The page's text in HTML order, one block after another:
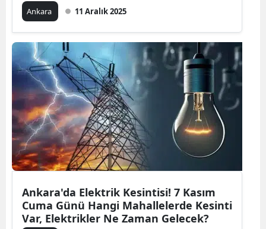
Ankara 11 Aralık 2025
Ankara'da Elektrik Kesintisi! 7 Kasım
Cuma Günü Hangi Mahallelerde Kesinti
Var, Elektrikler Ne Zaman Gelecek?